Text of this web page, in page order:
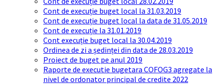
Cont de execuție buget local la 31.03.2019
Cont de execuție buget local la data de 31.05.2019
Cont de execuție la 31.01.2019
Cont execuție buget local la 30.04.2019
Ordinea de zi a ședinței din data de 28.03.2019
Proiect de buget pe anul 2019
Raporte de executie bugetara COFOG3 agregate la
nivel de ordonator principal de credite 2022